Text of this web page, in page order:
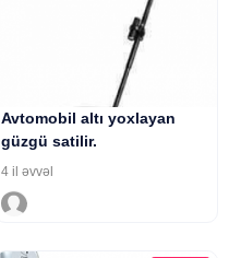
Avtomobil altı yoxlayan
güzgü satilir.
4 il əvvəl